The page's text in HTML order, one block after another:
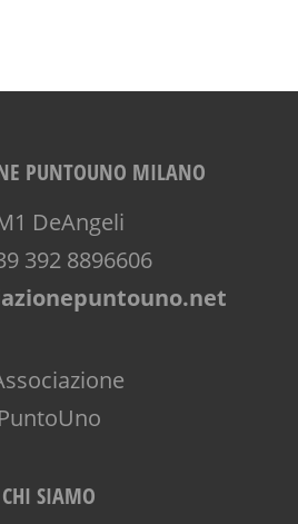
PUNTOUNO MILANO
DeAngeli
392 8896606
CHI SIAMO